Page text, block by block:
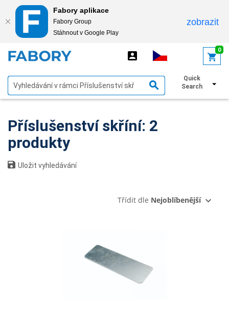
Fabory aplikace
Fabory Group
Stáhnout v Google Play
zobrazit
0
Quick
Search
Zobrazit filtry
Příslušenství skříní: 2
produkty
Uložit vyhledávání
Třídit dle Nejoblíbenější